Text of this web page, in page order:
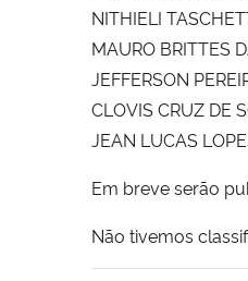
NITHIELI
MAURO BRITTES
JEFFERSON
CLOVIS CRUZ DE
JEAN LUCAS
Em breve serão
Não tivemos